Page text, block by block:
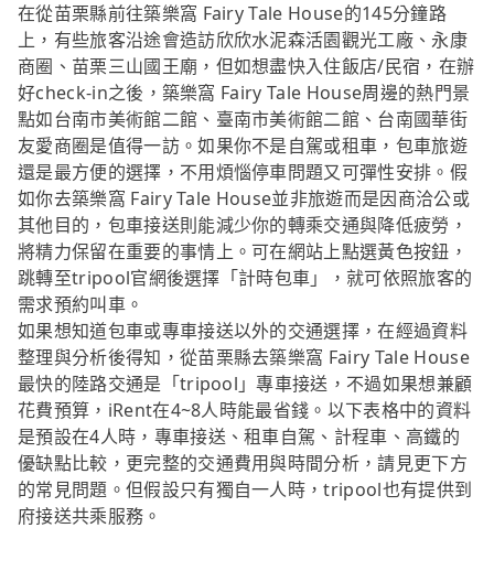
在從苗栗縣前往築樂窩 Fairy Tale House的145分鐘路
上，有些旅客沿途會造訪欣欣水泥森活園觀光工廠、永康
商圈、苗栗三山國王廟，但如想盡快入住飯店/民宿，在辦
好check-in之後，築樂窩 Fairy Tale House周邊的熱門景
點如台南市美術館二館、臺南市美術館二館、台南國華街
友愛商圈是值得一訪。如果你不是自駕或租車，包車旅遊
還是最方便的選擇，不用煩惱停車問題又可彈性安排。假
如你去築樂窩 Fairy Tale House並非旅遊而是因商洽公或
其他目的，包車接送則能減少你的轉乘交通與降低疲勞，
將精力保留在重要的事情上。可在網站上點選黃色按鈕，
跳轉至tripool官網後選擇「計時包車」，就可依照旅客的
需求預約叫車。
如果想知道包車或專車接送以外的交通選擇，在經過資料
整理與分析後得知，從苗栗縣去築樂窩 Fairy Tale House
最快的陸路交通是「tripool」專車接送，不過如果想兼顧
花費預算，iRent在4~8人時能最省錢。以下表格中的資料
是預設在4人時，專車接送、租車自駕、計程車、高鐵的
優缺點比較，更完整的交通費用與時間分析，請見更下方
的常見問題。但假設只有獨自一人時，tripool也有提供到
府接送共乘服務。